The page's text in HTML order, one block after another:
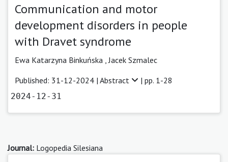
Communication and motor
development disorders in people
with Dravet syndrome
Ewa Katarzyna Binkuńska ,Jacek Szmalec
Published: 31-12-2024 | Abstract | pp. 1-28
2024-12-31
Journal: Logopedia Silesiana